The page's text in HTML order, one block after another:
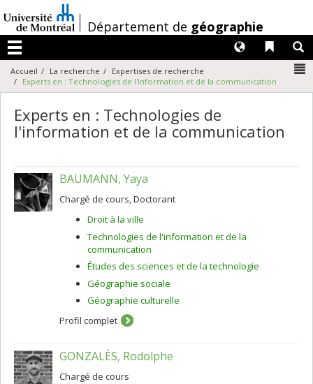
au
contenu
/Département de géographie
Menu
Liens
Langues
Accueil La recherche
Expertises de recherche
Experts en : Technologies de l'information et de la communication
Experts en : Technologies de
l'information et de la communication
BAUMANN, Yaya
Chargé de cours, Doctorant
Droit à la ville
Technologies de l'information et de la
communication
Études des sciences et de la technologie
Géographie sociale
Géographie culturelle
Profil complet
GONZALÈS, Rodolphe
Chargé de cours